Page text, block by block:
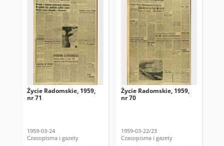
Życie Radomskie, 1959,
nr 71
1959-03-24
Czasopisma i gazety
Życie Radomskie, 1959,
nr 70
1959-03-22/23
Czasopisma i gazety